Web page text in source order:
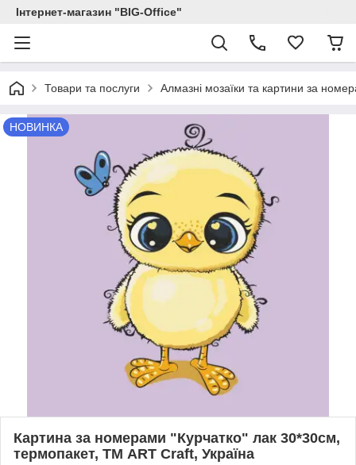
Інтернет-магазин "BIG-Office"
Товари та послуги Алмазні мозаїки та картини за
НОВИНКА
Картина за номерами "Курчатко" лак 30*30см,
термопакет, ТМ ART Craft, Україна